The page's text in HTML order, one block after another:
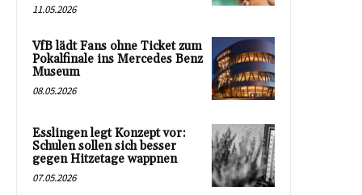
11.05.2026
VfB lädt Fans ohne Ticket zum
Pokalfinale ins Mercedes Benz
Museum
08.05.2026
Esslingen legt Konzept vor:
Schulen sollen sich besser
gegen Hitzetage wappnen
07.05.2026